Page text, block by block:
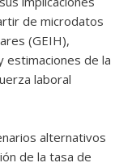
de microdatos
(GEIH),
estimaciones de la
laboral
alternativos
de la tasa de